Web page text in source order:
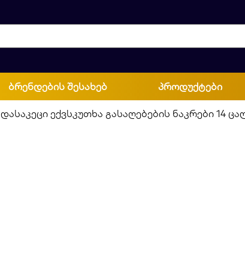
ბრენდების შესახებ პროდუქტები
დასაკეცი ექვსკუთხა გასაღებების ნაკრები 14